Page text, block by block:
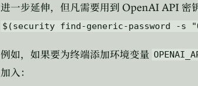
进一步延伸，但凡需要用到 OpenAI API 密
$(security find-generic-password -s
例如，如果要为终端添加环境变量
加入：